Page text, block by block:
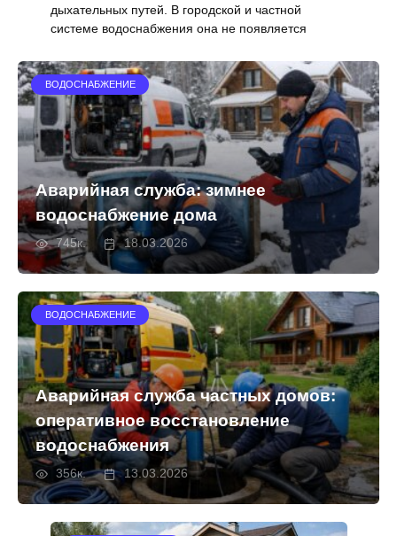
дыхательных путей. В городской и частной
системе водоснабжения она не появляется
ВОДОСНАБЖЕНИЕ
Аварийная служба: зимнее
водоснабжение дома
745к. 18.03.2026
ВОДОСНАБЖЕНИЕ
Аварийная служба частных домов:
оперативное восстановление
водоснабжения
356к. 13.03.2026